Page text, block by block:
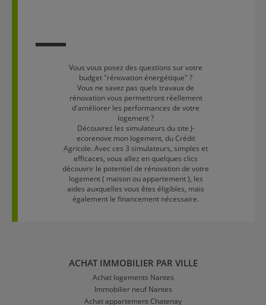
Vous vous posez des questions sur votre
budget "rénovation énergétique" ?
Vous ne savez pas quels travaux de
rénovation vous permettront réellement
d'améliorer les performances de votre
logement ?
Découvrez les simulateurs du site J-
ecorenove mon logement, du Crédit
Agricole. Avec ces 3 simulateurs, simples et
efficaces, vous allez en quelques clics
découvrir le potentiel de rénovation de votre
logement ( maison ou appartement ), les
aides auxquelles vous êtes éligibles, mais
également le financement nécessaire.
ACHAT IMMOBILIER PAR VILLE
Achat logements Nantes
Immobilier neuf Nantes
Achat appartement Chatenay